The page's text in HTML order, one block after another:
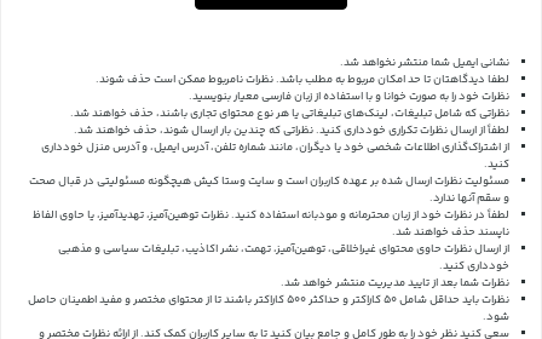
نشانی ایمیل شما منتشر نخواهد شد.
لطفا دیدگاهتان تا حد امکان مربوط به مطلب باشد. نظرات نامربوط ممکن است حذف شوند.
نظرات خود را به صورت خوانا و با استفاده از زبان فارسی معیار بنویسید.
نظراتی که شامل تبلیغات، لینک‌های تبلیغاتی یا هر نوع محتوای تجاری باشند، حذف خواهند شد.
لطفاً از ارسال نظرات تکراری خودداری کنید. نظراتی که چندین بار ارسال شوند، حذف خواهند شد.
از اشتراک‌گذاری اطلاعات شخصی خود یا دیگران، مانند شماره تلفن، آدرس ایمیل، و آدرس منزل خودداری
کنید.
مسئولیت نظرات ارسال شده بر عهده کاربران است و سایت وستا کیش هیچگونه مسئولیتی در قبال صحت
و سقم آنها ندارد.
لطفاً در نظرات خود از زبان محترمانه و مودبانه استفاده کنید. نظرات توهین‌آمیز، تهدیدآمیز، یا حاوی الفاظ
ناپسند حذف خواهند شد.
از ارسال نظرات حاوی محتوای غیراخلاقی، توهین‌آمیز، تهمت، نشر اکاذیب، تبلیغات سیاسی و مذهبی
خودداری کنید.
نظرات شما بعد از تایید مدیریت منتشر خواهد شد.
نظرات باید حداقل شامل 50 کاراکتر و حداکثر 500 کاراکتر باشند تا از محتوای مختصر و مفید اطمینان حاصل
شود.
سعی کنید نظر خود را به طور کامل و جامع بیان کنید تا به سایر کاربران کمک کند.از ارائه نظرات مختصر و